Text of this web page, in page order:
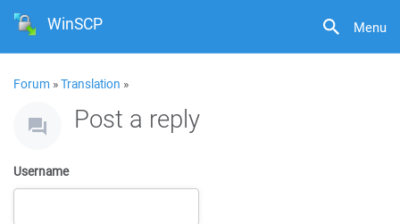
Menu
WinSCP
Forum »Translation »
Post a reply
Username